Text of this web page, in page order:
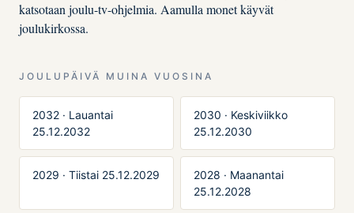
katsotaan joulu-tv-ohjelmia. Aamulla monet käyvät
joulukirkossa.
JOULUPÄIVÄ MUINA VUOSINA
2032 · Lauantai
25.12.2032
2030 · Keskiviikko
25.12.2030
2029 · Tiistai 25.12.2029
2028 · Maanantai
25.12.2028